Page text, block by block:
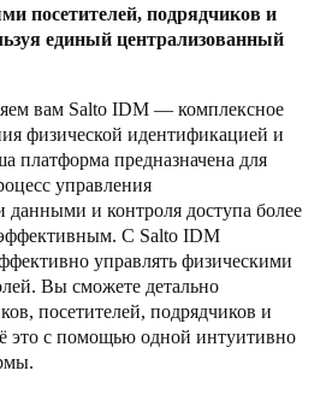
посетителей, подрядчиков и
единый централизованный
вам Salto IDM — комплексное
физической идентификацией и
платформа предназначена для
управления
и контроля доступа более
С Salto IDM
управлять физическими
Вы сможете детально
посетителей, подрядчиков и
это с помощью одной интуитивно